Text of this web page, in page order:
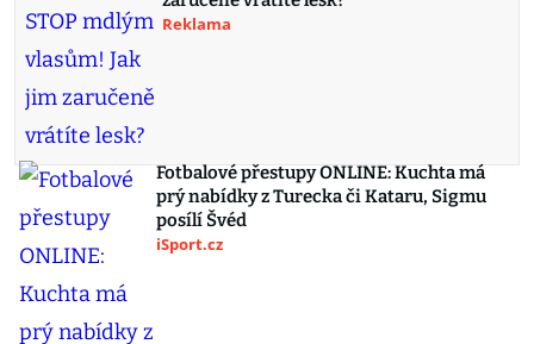
Reklama
Fotbalové přestupy ONLINE: Kuchta má
prý nabídky z Turecka či Kataru, Sigmu
posílí Švéd
iSport.cz